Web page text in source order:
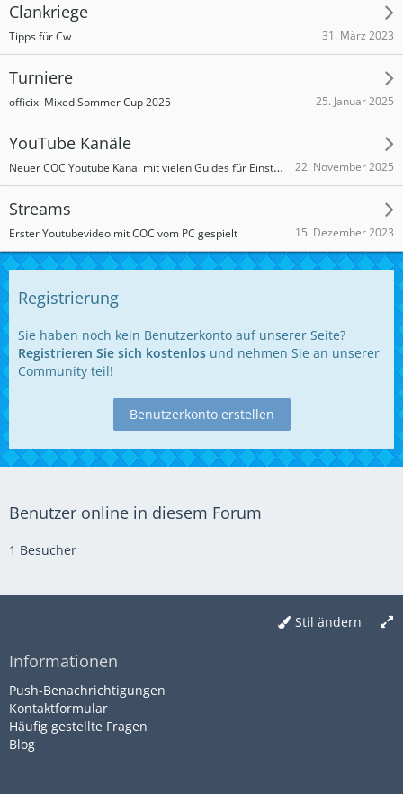
Clankriege
Tipps für Cw 31. März 2023
Turniere
officixl Mixed Sommer Cup 2025 25. Januar 2025
YouTube Kanäle
Neuer COC Youtube Kanal mit vielen Guides für Einsteiger/Fortgeschrittene (Clashonauten) 22. November 2025
Streams
Erster Youtubevideo mit COC vom PC gespielt 15. Dezember 2023
Registrierung
Sie haben noch kein Benutzerkonto auf unserer Seite?
Registrieren Sie sich kostenlos und nehmen Sie an unserer
Community teil!
Benutzerkonto erstellen
Benutzer online in diesem Forum
1 Besucher
Stil ändern
Informationen
Push-Benachrichtigungen
Kontaktformular
Häufig gestellte Fragen
Blog